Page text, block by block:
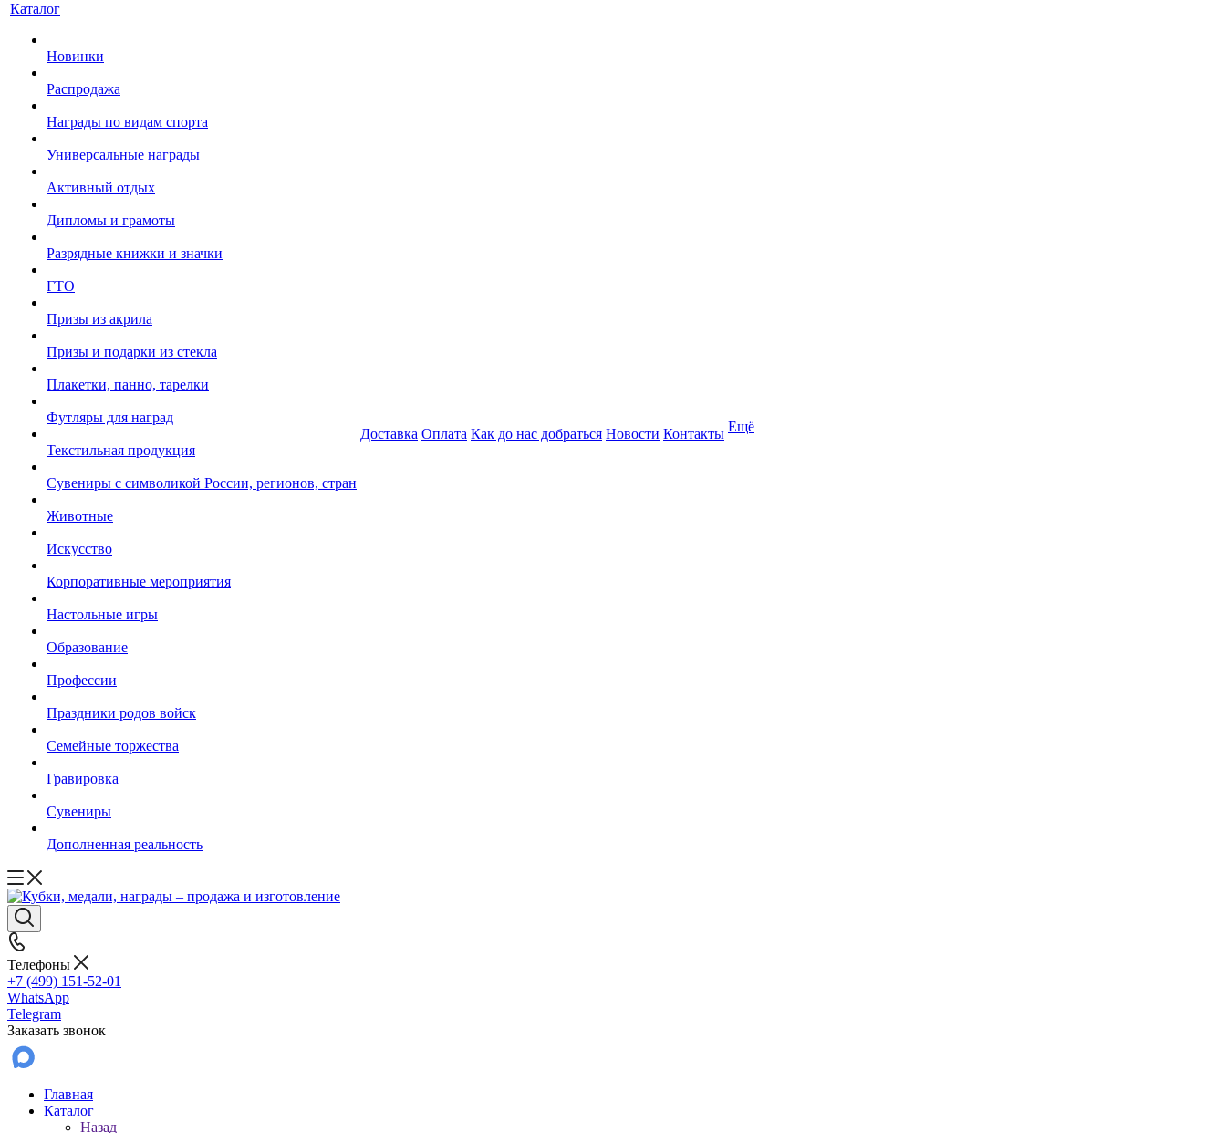
Каталог
Новинки
Распродажа
Награды по видам спорта
Универсальные награды
Активный отдых
Дипломы и грамоты
Разрядные книжки и значки
ГТО
Призы из акрила
Призы и подарки из стекла
Плакетки, панно, тарелки
Футляры для наград
Текстильная продукция
Сувениры с символикой России, регионов, стран
Животные
Искусство
Корпоративные мероприятия
Настольные игры
Образование
Профессии
Праздники родов войск
Семейные торжества
Гравировка
Сувениры
Дополненная реальность
Доставка Оплата Как до нас добраться Новости Контакты Ещё
Телефоны
+7 (499) 151-52-01
WhatsApp
Telegram
Заказать звонок
Главная
Каталог
Назад